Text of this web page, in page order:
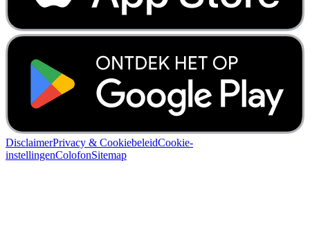
DisclaimerPrivacy & CookiebeleidCookie-
instellingenColofonSitemap